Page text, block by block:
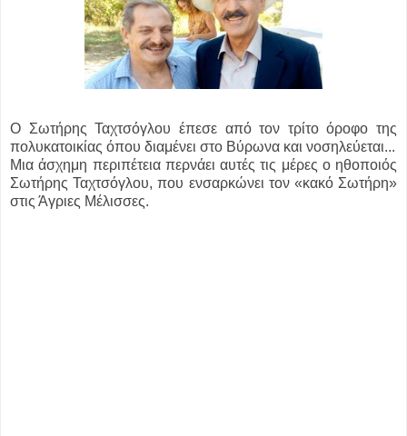
Ο Σωτήρης Ταχτσόγλου έπεσε από τον τρίτο όροφο της
πολυκατοικίας όπου διαμένει στο Βύρωνα και νοσηλεύεται...
Μια άσχημη περιπέτεια περνάει αυτές τις μέρες ο ηθοποιός
Σωτήρης Ταχτσόγλου, που ενσαρκώνει τον «κακό Σωτήρη»
στις Άγριες Μέλισσες.